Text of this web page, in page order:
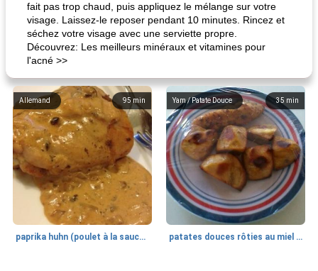
fait pas trop chaud, puis appliquez le mélange sur votre
visage. Laissez-le reposer pendant 10 minutes. Rincez et
séchez votre visage avec une serviette propre.
Découvrez: Les meilleurs minéraux et vitamines pour
l'acné >>
95 min
Allemand
paprika huhn (poulet à la sauce paprika).
35 min
Yam / Patate Douce
patates douces rôties au miel / kumara